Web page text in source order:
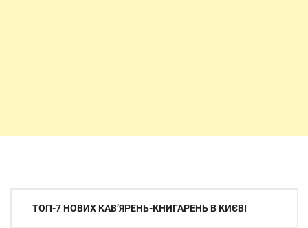
Навігація
ТОП-7 НОВИХ КАВʼЯРЕНЬ-КНИГАРЕНЬ В КИЄВІ